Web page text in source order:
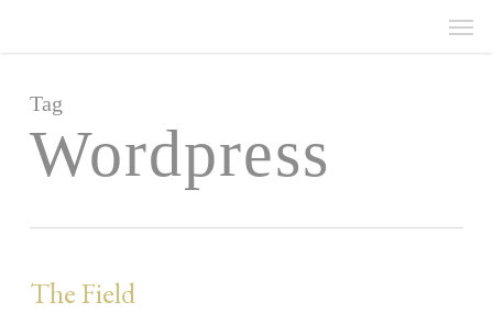
content
Tag
Wordpress
The Field